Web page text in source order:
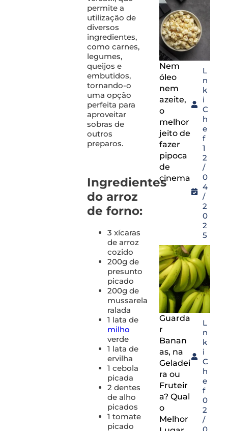
permite a
utilização de
diversos
ingredientes,
como carnes,
legumes,
queijos e
embutidos,
tornando-o
uma opção
perfeita para
aproveitar
sobras de
outros
preparos.
Ingredientes
do arroz
de forno:
3 xícaras
de arroz
cozido
200g de
presunto
picado
200g de
mussarela
ralada
1 lata de
milho
verde
1 lata de
ervilha
1 cebola
picada
2 dentes
de alho
picados
1 tomate
picado
Nem
óleo
nem
azeite,
o
melhor
jeito de
fazer
pipoca
de
cinema
L
n
k
i
C
h
e
f
1
2
/
0
4
/
2
0
2
5
Guarda
r
Banan
as, na
Geladei
ra ou
Fruteir
a? Qual
o
Melhor
L
n
k
i
C
h
e
f
0
2
/